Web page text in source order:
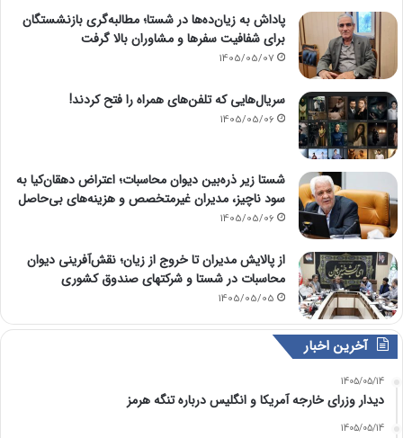
پاداش به زیان‌ده‌ها در شستا؛ مطالبه‌گری بازنشستگان
برای شفافیت سفرها و مشاوران بالا گرفت
1405/05/07
سریال‌هایی که تلفن‌های همراه را فتح کردند!
1405/05/06
شستا زیر ذره‌بین دیوان محاسبات؛ اعتراض دهقان‌کیا به
سود ناچیز، مدیران غیرمتخصص و هزینه‌های بی‌حاصل
1405/05/06
از پالایش مدیران تا خروج از زیان؛ نقش‌آفرینی دیوان
محاسبات در شستا و شرکتهای صندوق کشوری
1405/05/05
آخرین اخبار
1405/05/14
دیدار وزرای خارجه آمریکا و انگلیس درباره تنگه هرمز
1405/05/14